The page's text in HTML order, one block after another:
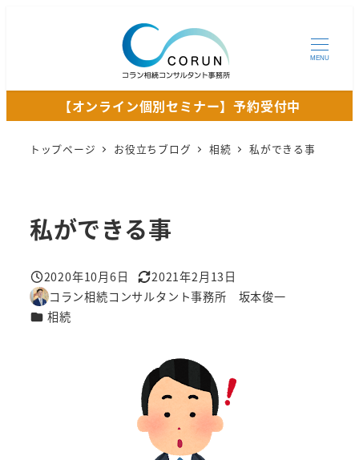
MENU
【オンライン個別セミナー】予約受付中
トップページ お役立ちブログ 相続 私ができる事
私ができる事
投稿日
2020年10月6日
更新日
2021年2月13日
著
者
コラン相続コンサルタント事務所 坂本俊一
カテゴリー
相続